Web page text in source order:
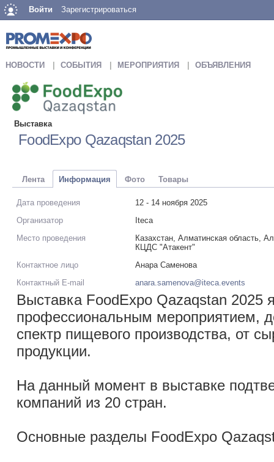
Войти Зарегистрироваться
НОВОСТИ СОБЫТИЯ МЕРОПРИЯТИЯ ОБЪЯВЛЕНИЯ
Выставка
FoodExpo Qazaqstan 2025
Лента Информация Фото Товары
Дата проведения
12 - 14 ноября 2025
Организатор
Iteca
Место проведения
Казахстан, Алматинская область,
КЦДС "Атакент"
Контактное лицо
Анара Саменова
Контактный E-mail
anara.samenova@iteca.events
Выставка FoodExpo Qazaqstan 2025
профессиональным мероприятием,
спектр пищевого производства, от
продукции.
На данный момент в выставке
компаний из 20 стран.
Основные разделы FoodExpo